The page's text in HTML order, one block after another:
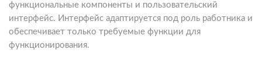
функциональные компоненты и пользовательский
интерфейс. Интерфейс адаптируется под роль работника и
обеспечивает только требуемые функции для
функционирования.